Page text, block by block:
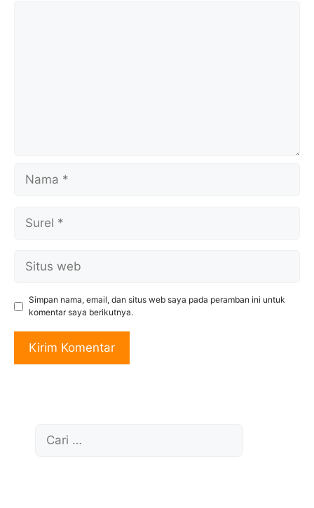
Nama
Surel
Situs
web
Simpan nama, email, dan situs web saya pada peramban ini untuk
komentar saya berikutnya.
Cari